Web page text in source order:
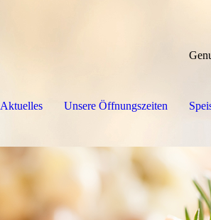
Aktuelles Unsere Öffnungszeiten